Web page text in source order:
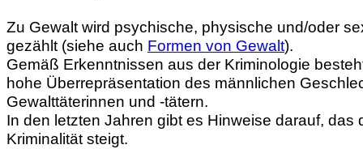
Zu Gewalt wird psychische, physische und/oder
gezählt (siehe auch Formen von Gewalt).
Gemäß Erkenntnissen aus der Kriminologie
hohe Überrepräsentation des männlichen
Gewalttäterinnen und -tätern.
In den letzten Jahren gibt es Hinweise darauf, das
Kriminalität steigt.